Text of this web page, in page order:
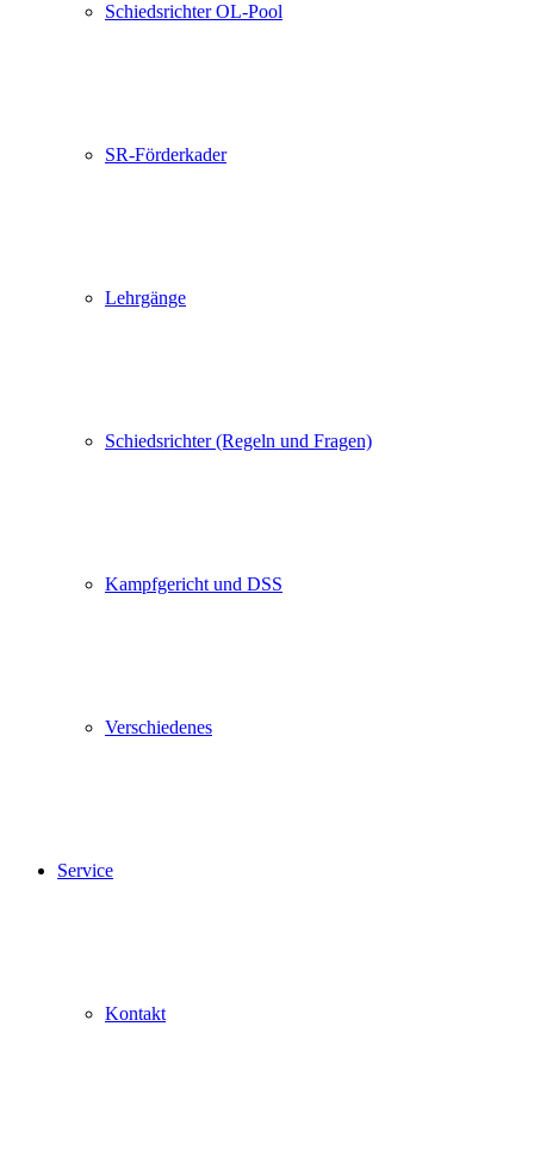
Schiedsrichter OL-Pool
SR-Förderkader
Lehrgänge
Schiedsrichter (Regeln und Fragen)
Kampfgericht und DSS
Verschiedenes
Service
Kontakt